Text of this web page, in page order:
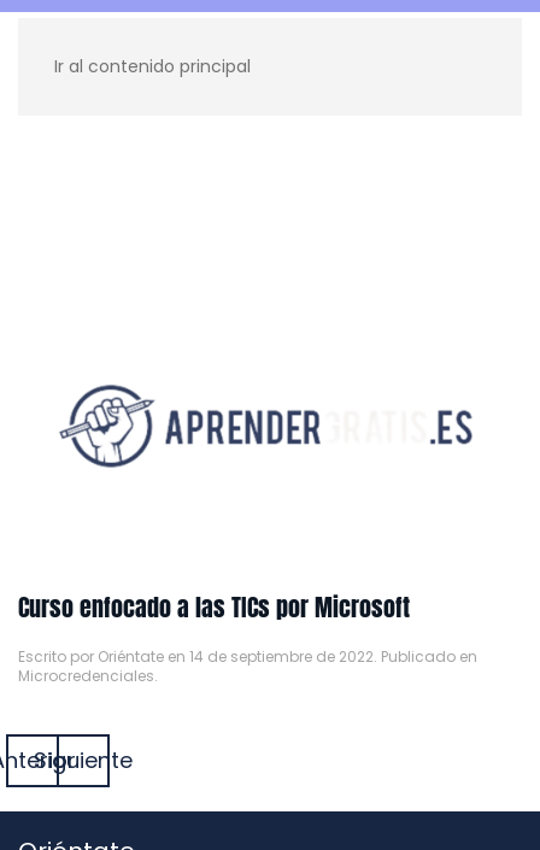
Ir al contenido principal
Curso enfocado a las TICs por Microsoft
Escrito por Oriéntate en 14 de septiembre de 2022. Publicado en
Microcredenciales.
Siguiente